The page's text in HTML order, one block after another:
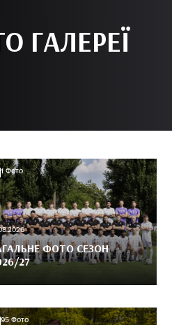
ГАЛЕРЕЇ
1Фото
ФОТО СЕЗОН
27
95Фото